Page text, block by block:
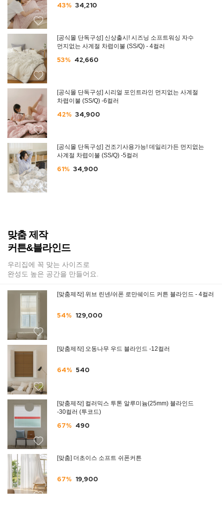
43% 34,210
[공식몰 단독구성] 신상출시! 시즈닝 소프트워싱 자수
먼지없는 사계절 차렵이불 (SS/Q) - 4컬러
53% 42,660
[공식몰 단독구성] 시리얼 포인트라인 먼지없는 사계절
차렵이불 (SS/Q) -6컬러
42% 34,900
[공식몰 단독구성] 건조기사용가능! 데일리가든 먼지없는
사계절 차렵이불 (SS/Q) -5컬러
61% 34,900
맞춤 제작
커튼&블라인드
우리집에 꼭 맞는 사이즈로
완성도 높은 공간을 만들어요.
[맞춤제작] 위브 린넨/쉬폰 로만쉐이드 커튼 블라인드 - 4컬러
54% 129,000
[맞춤제작] 오동나무 우드 블라인드 -12컬러
64% 540
[맞춤제작] 컬러믹스 투톤 알루미늄(25mm) 블라인드
-30컬러 (투코드)
67% 490
[맞춤] 더초이스 소프트 쉬폰커튼
67% 19,900